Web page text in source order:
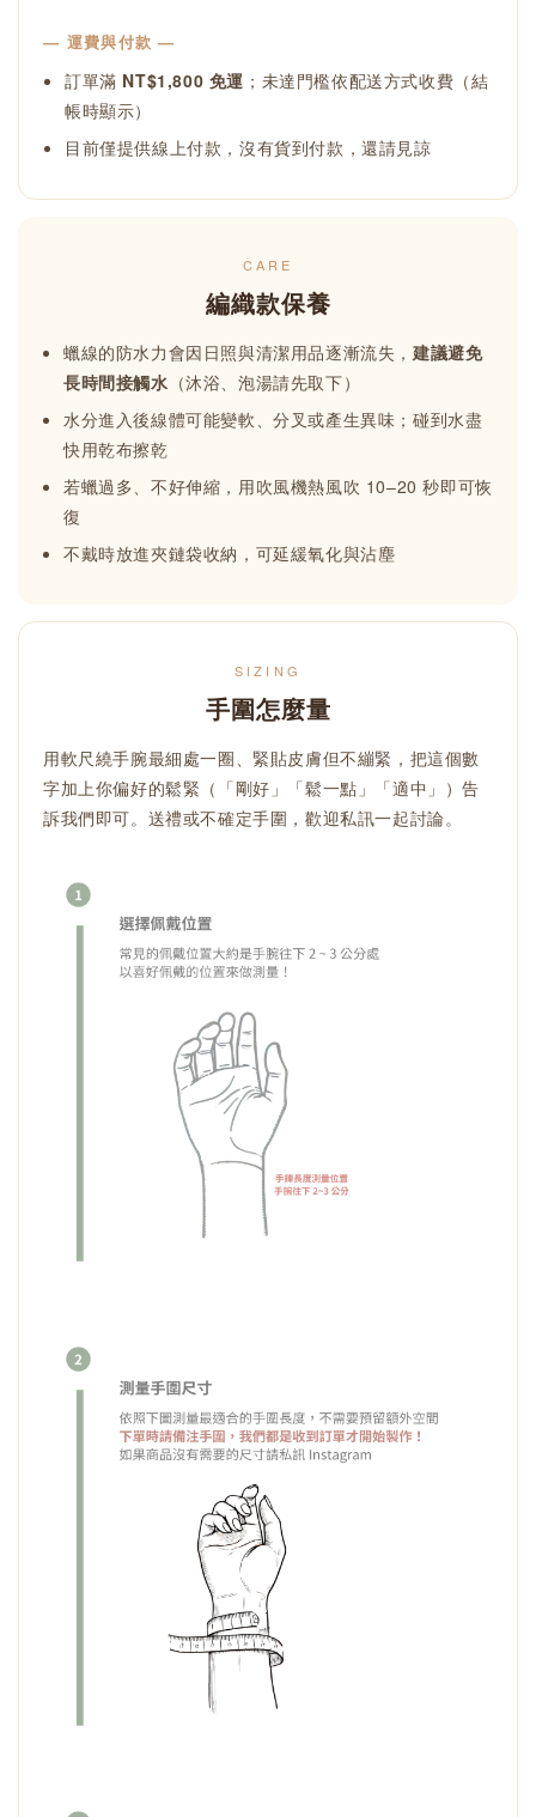
— 運費與付款 —
訂單滿 NT$1,800 免運 ；未達門檻依配送方式收費（結
帳時顯示）
目前僅提供線上付款，沒有貨到付款，還請見諒
CARE
編織款保養
蠟線的防水力會因日照與清潔用品逐漸流失， 建議避免
長時間接觸水 （沐浴、泡湯請先取下）
水分進入後線體可能變軟、分叉或產生異味；碰到水盡
快用乾布擦乾
若蠟過多、不好伸縮，用吹風機熱風吹 10–20 秒即可恢
復
不戴時放進夾鏈袋收納，可延緩氧化與沾塵
SIZING
手圍怎麼量
用軟尺繞手腕最細處一圈、緊貼皮膚但不繃緊，把這個數
字加上你偏好的鬆緊（「剛好」「鬆一點」「適中」）告
訴我們即可。送禮或不確定手圍，歡迎私訊一起討論。